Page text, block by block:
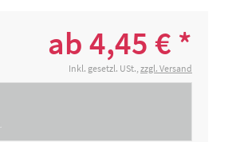
12,97 € *
ab 4,45 € *
Inkl. gesetzl. USt., zzgl. Versand